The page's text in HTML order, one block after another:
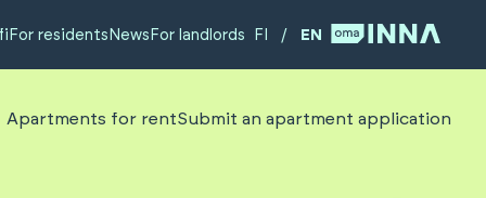
For residents News For landlords FI / EN
Apartments for rentSubmit an apartment application